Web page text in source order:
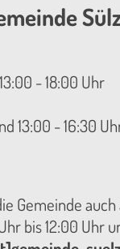
- 18:00 Uhr
13:00 - 16:30
Gemeinde
bis 12:00 Uhr